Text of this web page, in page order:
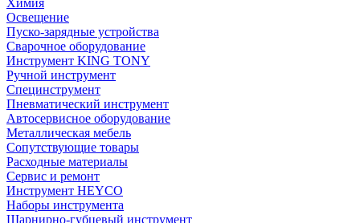
Химия
Освещение
Пуско-зарядные устройства
Сварочное оборудование
Инструмент KING TONY
Ручной инструмент
Специнструмент
Пневматический инструмент
Автосервисное оборудование
Металлическая мебель
Сопутствующие товары
Расходные материалы
Сервис и ремонт
Инструмент HEYCO
Наборы инструмента
Шарнирно-губцевый инструмент